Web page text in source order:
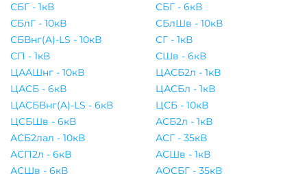
СБГ - 1кВ
СБГ - 6кВ
СБлГ - 10кВ
СБлШв - 10кВ
СБВнг(A)-LS - 10кВ
СГ - 1кВ
СП - 1кВ
СШв - 6кВ
ЦААШнг - 10кВ
ЦАСБ2л - 1кВ
ЦАСБ - 6кВ
ЦАСБл - 1кВ
ЦАСБВнг(A)-LS - 6кВ
ЦСБ - 10кВ
ЦСБШв - 6кВ
АСБ2л - 1кВ
АСБ2лал - 10кВ
АСГ - 35кВ
АСП2л - 6кВ
АСШв - 1кВ
АСШв - 6кВ
АОСБГ - 35кВ